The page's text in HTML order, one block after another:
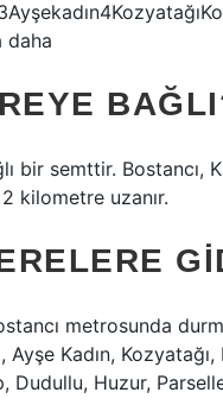
daha
bir semttir. Bostancı,
kilometre uzanır.
metrosunda
Kadın,
Dudullu, Huzur,